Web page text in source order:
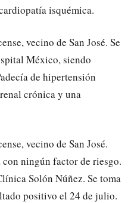
isquémica.
vecino de San José. Se
México, siendo
de hipertensión
crónica y una
vecino de San José.
con ningún factor de riesgo.
Solón Núñez. Se toma
positivo el 24 de julio.